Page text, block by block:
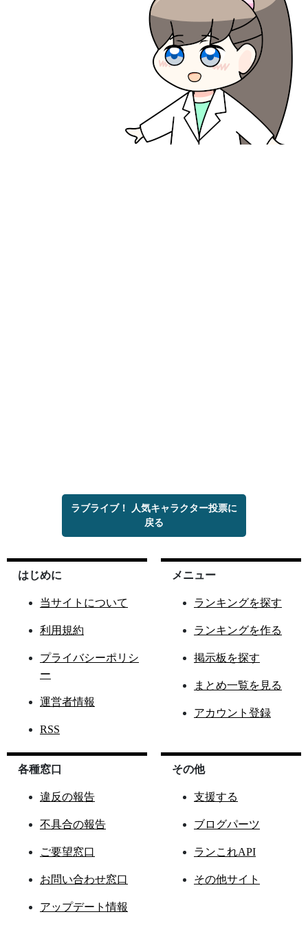
ラブライブ！ 人気キャラクター投票に
戻る
はじめに
当サイトについて
利用規約
プライバシーポリシ
ー
運営者情報
RSS
メニュー
ランキングを探す
ランキングを作る
掲示板を探す
まとめ一覧を見る
アカウント登録
各種窓口
違反の報告
不具合の報告
ご要望窓口
お問い合わせ窓口
アップデート情報
その他
支援する
ブログパーツ
ランこれAPI
その他サイト